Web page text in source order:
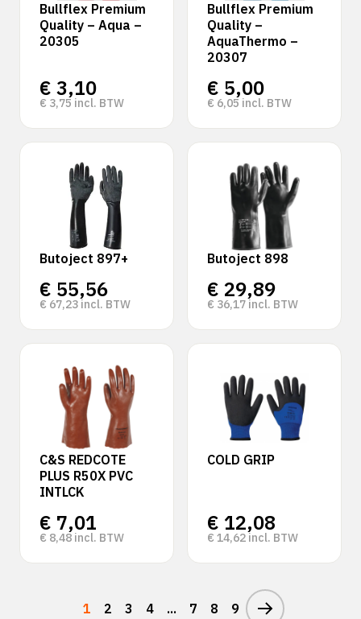
Bullflex Premium
Quality – Aqua –
20305
€ 3,10
€ 3,75 incl. BTW
Bullflex Premium
Quality –
AquaThermo –
20307
€ 5,00
€ 6,05 incl. BTW
Butoject 897+
€ 55,56
€ 67,23 incl. BTW
Butoject 898
€ 29,89
€ 36,17 incl. BTW
C&S REDCOTE
PLUS R50X PVC
INTLCK
€ 7,01
€ 8,48 incl. BTW
COLD GRIP
€ 12,08
€ 14,62 incl. BTW
1 2 3 4 ... 7 8 9